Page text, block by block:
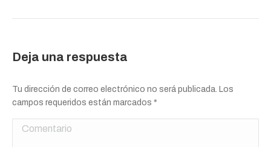
Deja una respuesta
Tu dirección de correo electrónico no será publicada. Los
campos requeridos están marcados *
Comentario